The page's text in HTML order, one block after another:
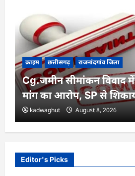
Editor's Picks
क्राइम छत्तीसगढ़ राजनांदगांव जिला
Cg.जमीन सीमांकन विवाद
मांग का आरोप, SP से
kadwaghut August 8, 2026